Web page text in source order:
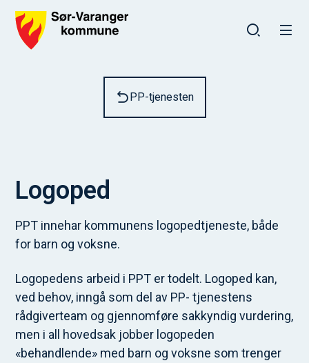
PP-tjenesten
Logoped
PPT innehar kommunens logopedtjeneste, både
for barn og voksne.
Logopedens arbeid i PPT er todelt. Logoped kan,
ved behov, inngå som del av PP- tjenestens
rådgiverteam og gjennomføre sakkyndig vurdering,
men i all hovedsak jobber logopeden
«behandlende» med barn og voksne som trenger